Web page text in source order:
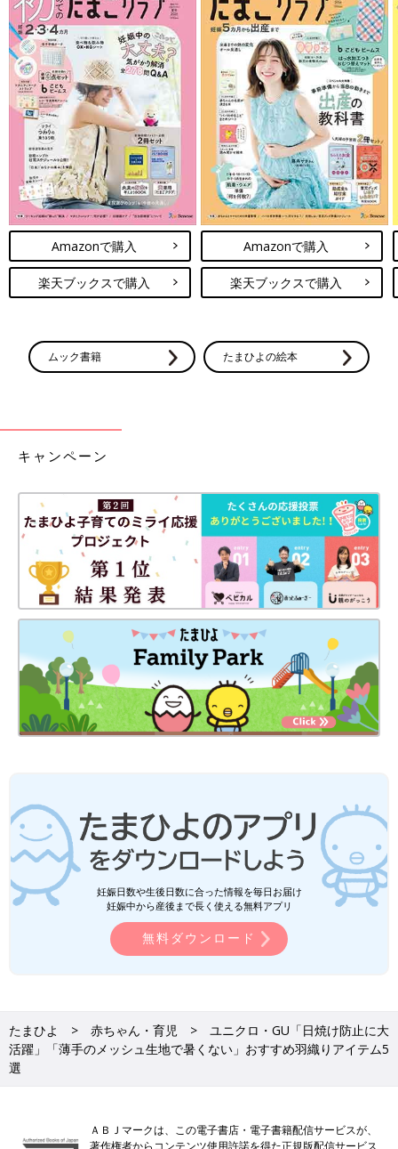
Amazonで購入
楽天ブックスで購入
Amazonで購入
楽天ブックスで購入
ムック書籍 たまひよの絵本
キャンペーン
妊娠日数や生後日数に合った情報を毎日お届け
妊娠中から産後まで長く使える無料アプリ
無料ダウンロード
たまひよ 赤ちゃん・育児
ユニクロ・GU「日焼け防止に大
活躍」「薄手のメッシュ生地で暑くない」おすすめ羽織りアイテム5
選
ＡＢＪマークは、この電子書店・電子書籍配信サービスが、
著作権者からコンテンツ使用許諾を得た正規版配信サービス